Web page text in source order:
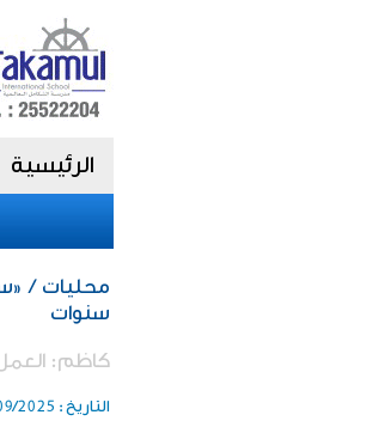
الرئيسية
سنوات
كاظم: العمل
التاريخ : 09:16